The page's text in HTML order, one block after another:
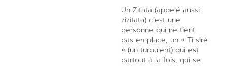
Un Zitata (appelé aussi
zizitata) c’est une
personne qui ne tient
pas en place, un « Ti sirè
» (un turbulent) qui est
partout à la fois, qui se